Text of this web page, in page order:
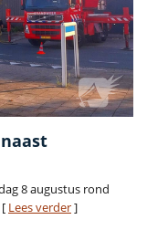
8 augustus rond
Lees verder]